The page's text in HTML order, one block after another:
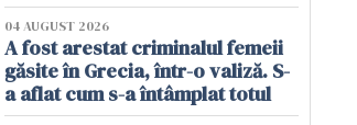
04 AUGUST 2026
A fost arestat criminalul femeii
găsite în Grecia, într-o valiză. S-
a aflat cum s-a întâmplat totul